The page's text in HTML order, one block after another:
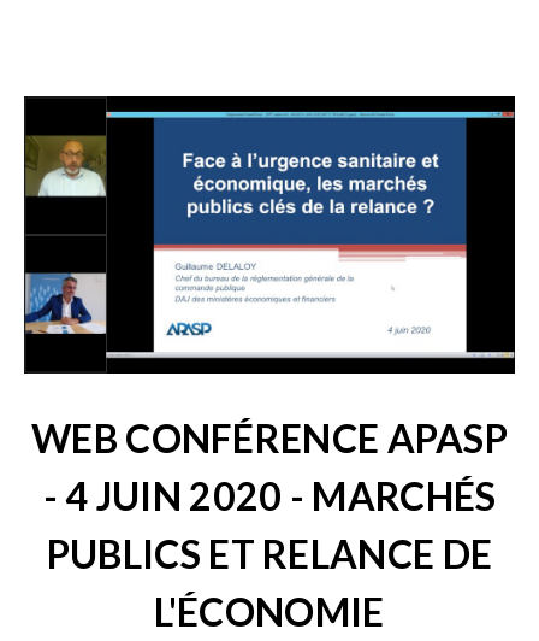
WEB CONFÉRENCE APASP
- 4 JUIN 2020 - MARCHÉS
PUBLICS ET RELANCE DE
L'ÉCONOMIE